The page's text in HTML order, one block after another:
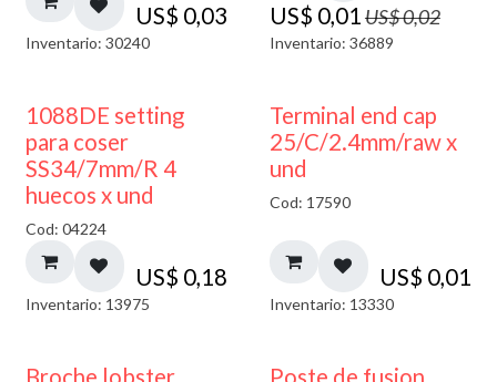
US$ 0,03
Inventario: 30240
US$ 0,01 US$0,02
Inventario: 36889
1088DE setting
para coser
SS34/7mm/R 4
huecos x und
Cod: 04224
US$ 0,18
Inventario: 13975
Terminal end cap
25/C/2.4mm/raw x
und
Cod: 17590
US$ 0,01
Inventario: 13330
Broche lobster
Poste de fusion